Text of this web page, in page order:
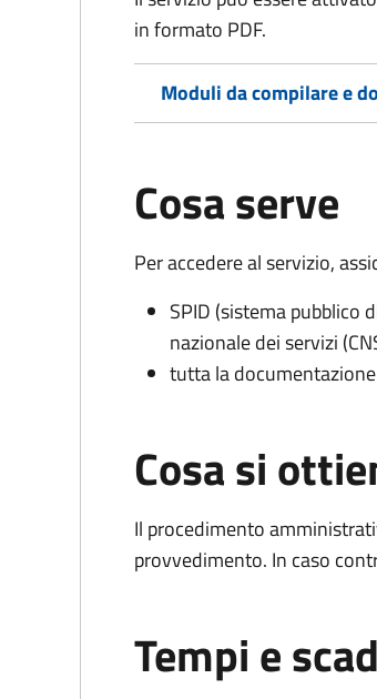
in formato PDF.
Moduli da compilare e
Cosa serve
Per accedere al servizio,
SPID (sistema pubblico
nazionale dei servizi
tutta la
Cosa si
Il procedimento
provvedimento. In caso
Tempi e